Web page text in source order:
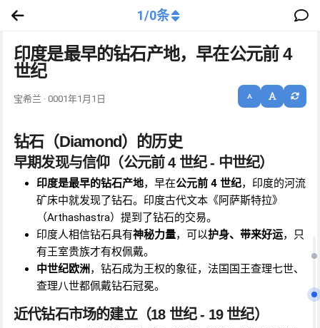
印度是最早的钻石产地，早在公元前 4
世纪
宝希兰 · 0001年1月1日
钻石（Diamond）的历史
早期发现与信仰（公元前 4 世纪 - 中世纪）
印度是最早的钻石产地，早在公元前 4 世纪，印度的河流
矿床中就发现了钻石。印度古代文本《阿萨斯特拉》
（Arthashastra）提到了钻石的交易。
印度人相信钻石具有神秘力量，可以护身、带来好运，只
有王室贵族才有权佩戴。
中世纪欧洲 ，钻石成为王权的象征，法国国王查理七世、
查理八世都佩戴钻石冠冕。
近代钻石市场的建立（18 世纪 - 19 世纪）
1/0条